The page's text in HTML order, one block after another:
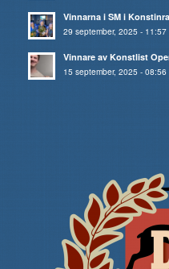
Vinnarna i SM i
29 september, 2025 - 11:57
Vinnare av Konstlist
15 september, 2025 - 08:56